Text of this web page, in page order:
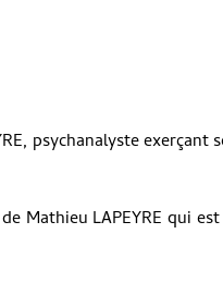
psychanalyste exerçant
Mathieu LAPEYRE qui